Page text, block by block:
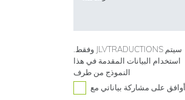
استخدام البيانات المقدمة في هذا
النموذج من طرف
أوافق على مشاركة بياناتي مع